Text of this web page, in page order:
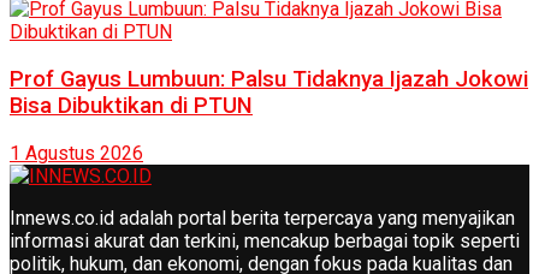
Prof Gayus Lumbuun: Palsu Tidaknya Ijazah Jokowi
Bisa Dibuktikan di PTUN
1 Agustus 2026
Innews.co.id adalah portal berita terpercaya yang menyajikan
informasi akurat dan terkini, mencakup berbagai topik seperti
politik, hukum, dan ekonomi, dengan fokus pada kualitas dan